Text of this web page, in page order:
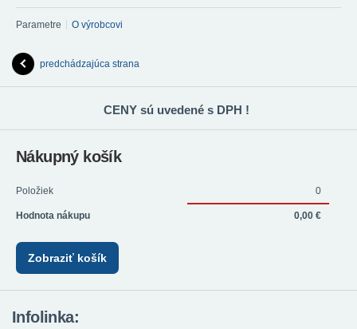
Parametre O výrobcovi
predchádzajúca strana
CENY sú uvedené s DPH !
Nákupný košík
Položiek 0
Hodnota nákupu 0,00 €
Zobraziť košík
Infolinka: